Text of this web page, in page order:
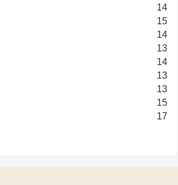
14
15
14
13
14
13
13
15
17